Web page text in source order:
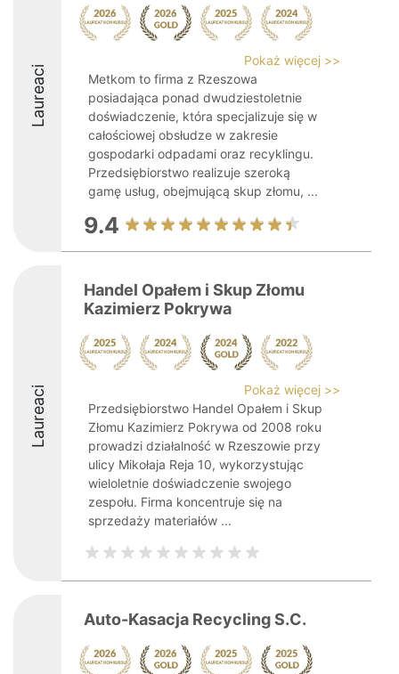
Laureaci
Pokaż więcej >>
Metkom to firma z Rzeszowa
posiadająca ponad dwudziestoletnie
doświadczenie, która specjalizuje się w
całościowej obsłudze w zakresie
gospodarki odpadami oraz recyklingu.
Przedsiębiorstwo realizuje szeroką
gamę usług, obejmującą skup złomu, ...
9.4
Laureaci
Handel Opałem i Skup Złomu
Kazimierz Pokrywa
Pokaż więcej >>
Przedsiębiorstwo Handel Opałem i Skup
Złomu Kazimierz Pokrywa od 2008 roku
prowadzi działalność w Rzeszowie przy
ulicy Mikołaja Reja 10, wykorzystując
wieloletnie doświadczenie swojego
zespołu. Firma koncentruje się na
sprzedaży materiałów ...
Auto-Kasacja Recycling S.C.